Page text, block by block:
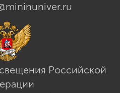
Российской